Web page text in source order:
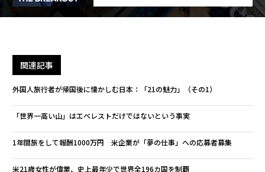
関連記事
外国人旅行者が帰国後に懐かしむ日本：「21の魅力」（その1）
「世界一高い山」はエベレストだけではないという事実
1年間旅をして報酬1000万円 米企業が「夢の仕事」への応募者募集
米21歳女性が偉業、史上最年少で世界全196カ国を制覇